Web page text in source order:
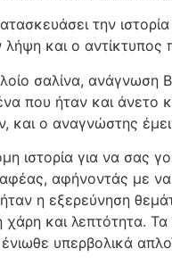
την
και ο
σαλίνα,
που ήταν και
και ο αναγνώστης
ιστορία για να σας
αφήνοντάς με
η εξερεύνηση
και λεπτότητα.
υπερβολικά